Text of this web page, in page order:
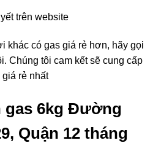
trên website
khác có gas giá rẻ hơn, hãy gọi
Chúng tôi cam kết sẽ cung cấp
rẻ nhất
gas 6kg Đường
Quận 12 tháng